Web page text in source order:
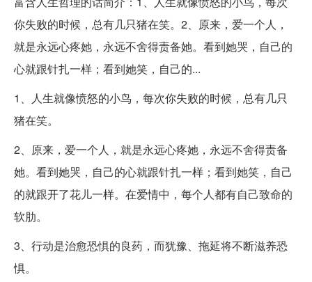
你失败的时候，总有几只猪在笑。2、原来，爱一个人，
就是永远心疼她，永远不舍得责备她。看到她哭，自己的
心就跟针扎一样；看到她笑，自己的...
1、人生就像愤怒的小鸟，每次你失败的时候，总有几只
猪在笑。
2、原来，爱一个人，就是永远心疼她，永远不舍得责备
她。看到她哭，自己的心就跟针扎一样；看到她笑，自己
的就跟开了花儿一样。在爱情中，每个人都有自己致命的
软肋。
3、行动是治愈恐惧的良药，而犹豫、拖延将不断滋养恐
惧。